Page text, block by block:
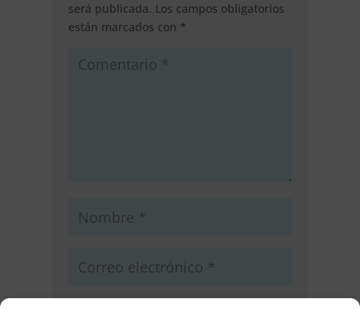
será publicada. Los campos obligatorios
están marcados con *